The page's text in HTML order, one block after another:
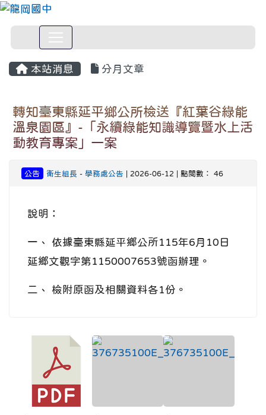
本站消息 分月文章
轉知臺東縣延平鄉公所檢送『紅葉谷綠能
溫泉園區』-「永續綠能知識導覽暨水上活
動教育專案」一案
公告 衛生組長 - 學務處公告 | 2026-06-12 | 點閱數： 46
說明：
一、 依據臺東縣延平鄉公所115年6月10日
延鄉文觀字第1150007653號函辦理。
二、 檢附原函及相關資料各1份。